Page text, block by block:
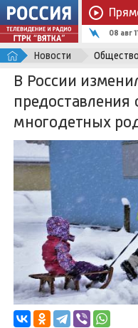
08 авг
Новости Общество
В России
предоставления
многодетных